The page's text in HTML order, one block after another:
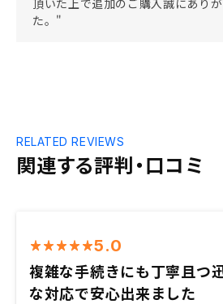
頂いた上で追加のご購入誠にあり
た。"
関連する評判・口コミ
RELATED REVIEWS
5.0
複雑な手続きにも丁寧且つ
な対応で安心出来ました